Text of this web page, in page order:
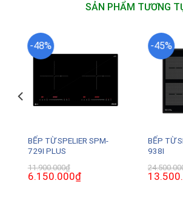
SẢN PHẨM TƯƠNG
-48%
BẾP TỪ SPELIER SPM-
729I PLUS
11.900.000₫
Giá
gốc
6.150.000₫Giá
hiện
-45%
BẾP TỪ
938I
Giá
gốc